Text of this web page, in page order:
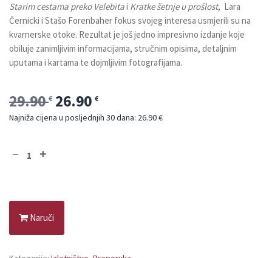
Starim cestama preko Velebitai Kratke šetnje u prošlost, Lara
Černicki i Stašo Forenbaher fokus svojeg interesa usmjerili su na
kvarnerske otoke. Rezultat je još jedno impresivno izdanje koje
obiluje zanimljivim informacijama, stručnim opisima, detaljnim
uputama i kartama te dojmljivim fotografijama.
29.90€ 26.90 €
Najniža cijena u posljednjih 30 dana: 26.90 €
Naruči